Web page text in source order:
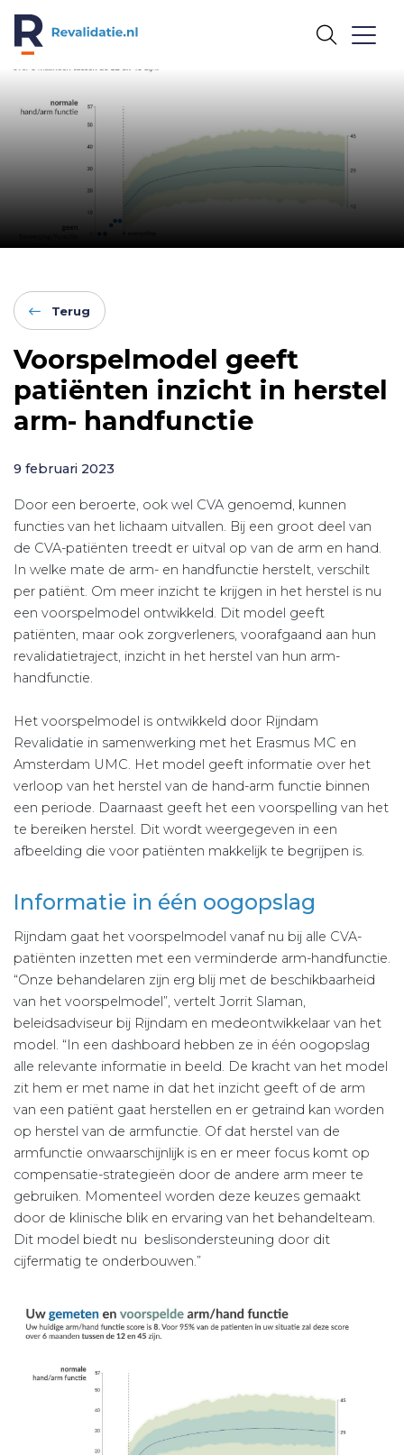
REVALIDATIE.NL
Terug
Voorspelmodel geeft
patiënten inzicht in herstel
arm- handfunctie
9 februari 2023
Door een beroerte, ook wel CVA genoemd, kunnen
functies van het lichaam uitvallen. Bij een groot deel van
de CVA-patiënten treedt er uitval op van de arm en hand.
In welke mate de arm- en handfunctie herstelt, verschilt
per patiënt. Om meer inzicht te krijgen in het herstel is nu
een voorspelmodel ontwikkeld. Dit model geeft
patiënten, maar ook zorgverleners, voorafgaand aan hun
revalidatietraject, inzicht in het herstel van hun arm-
handfunctie.
Het voorspelmodel is ontwikkeld door Rijndam
Revalidatie in samenwerking met het Erasmus MC en
Amsterdam UMC. Het model geeft informatie over het
verloop van het herstel van de hand-arm functie binnen
een periode. Daarnaast geeft het een voorspelling van het
te bereiken herstel. Dit wordt weergegeven in een
afbeelding die voor patiënten makkelijk te begrijpen is.
Informatie in één oogopslag
Rijndam gaat het voorspelmodel vanaf nu bij alle CVA-
patiënten inzetten met een verminderde arm-handfunctie.
“Onze behandelaren zijn erg blij met de beschikbaarheid
van het voorspelmodel”, vertelt Jorrit Slaman,
beleidsadviseur bij Rijndam en medeontwikkelaar van het
model. “In een dashboard hebben ze in één oogopslag
alle relevante informatie in beeld. De kracht van het model
zit hem er met name in dat het inzicht geeft of de arm
van een patiënt gaat herstellen en er getraind kan worden
op herstel van de armfunctie. Of dat herstel van de
armfunctie onwaarschijnlijk is en er meer focus komt op
compensatie-strategieën door de andere arm meer te
gebruiken. Momenteel worden deze keuzes gemaakt
door de klinische blik en ervaring van het behandelteam.
Dit model biedt nu beslisondersteuning door dit
cijfermatig te onderbouwen.”